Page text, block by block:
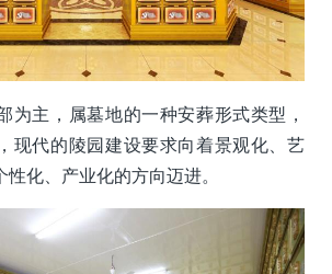
为主，属墓地的一种安葬形式类型，
现代的陵园建设要求向着景观化、艺
化、产业化的方向迈进。